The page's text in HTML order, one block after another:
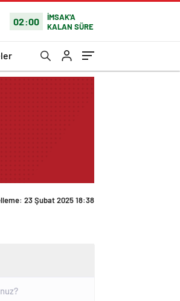
02:00
İMSAK'A
KALAN SÜRE